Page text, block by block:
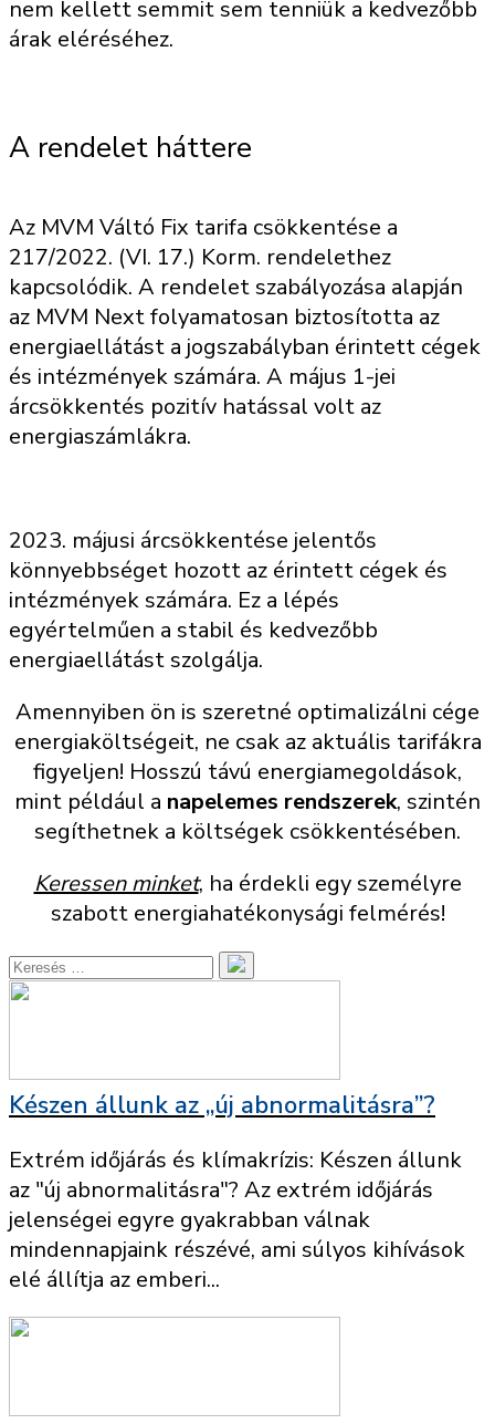
nem kellett semmit sem tenniük a kedvezőbb
árak eléréséhez.
A rendelet háttere
Az MVM Váltó Fix tarifa csökkentése a
217/2022. (VI. 17.) Korm. rendelethez
kapcsolódik. A rendelet szabályozása alapján
az MVM Next folyamatosan biztosította az
energiaellátást a jogszabályban érintett cégek
és intézmények számára. A május 1-jei
árcsökkentés pozitív hatással volt az
energiaszámlákra.
2023. májusi árcsökkentése jelentős
könnyebbséget hozott az érintett cégek és
intézmények számára. Ez a lépés
egyértelműen a stabil és kedvezőbb
energiaellátást szolgálja.
Amennyiben ön is szeretné optimalizálni cége
energiaköltségeit, ne csak az aktuális tarifákra
figyeljen! Hosszú távú energiamegoldások,
mint például a napelemes rendszerek, szintén
segíthetnek a költségek csökkentésében.
Keressen minket, ha érdekli egy személyre
szabott energiahatékonysági felmérés!
Készen állunk az „új abnormalitásra”?
Extrém időjárás és klímakrízis: Készen állunk
az "új abnormalitásra"? Az extrém időjárás
jelenségei egyre gyakrabban válnak
mindennapjaink részévé, ami súlyos kihívások
elé állítja az emberi...